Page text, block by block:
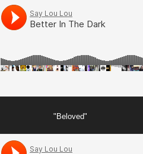
"Beloved"